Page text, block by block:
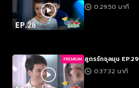
0:29:50 นาที
PREMIUM สูตรรักชุลมุน EP.29
0:37:32 นาที